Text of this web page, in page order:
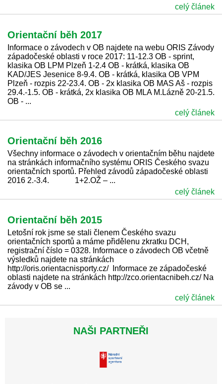
celý článek
Orientační běh 2017
Informace o závodech v OB najdete na webu ORIS Závody
západočeské oblasti v roce 2017: 11-12.3 OB - sprint,
klasika OB LPM Plzeň 1-2.4 OB - krátká, klasika OB
KAD/JES Jesenice 8-9.4. OB - krátká, klasika OB VPM
Plzeň - rozpis 22-23.4. OB - 2x klasika OB MAS Aš - rozpis
29.4.-1.5. OB - krátká, 2x klasika OB MLA M.Lázně 20-21.5.
OB - ...
celý článek
Orientační běh 2016
Všechny informace o závodech v orientačním běhu najdete
na stránkách informačního systému ORIS Českého svazu
orientačních sportů. Přehled závodů západočeské oblasti
2016 2.-3.4. 1+2.OŽ – ...
celý článek
Orientační běh 2015
Letošní rok jsme se stali členem Českého svazu
orientačních sportů a máme přidělenu zkratku DCH,
registrační číslo = 0328. Informace o závodech OB včetně
výsledků najdete na stránkách
http://oris.orientacnisporty.cz/ Informace ze západočeské
oblasti najdete na stránkách http://zco.orientacnibeh.cz/ Na
závody v OB se ...
celý článek
NAŠI PARTNEŘI